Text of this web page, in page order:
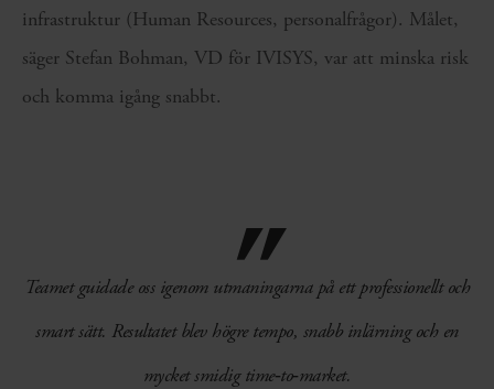
infrastruktur (Human Resources, personalfrågor). Målet,
säger Stefan Bohman, VD för IVISYS, var att minska risk
och komma igång snabbt.
Teamet guidade oss igenom utmaningarna på ett professionellt och
smart sätt. Resultatet blev högre tempo, snabb inlärning och en
mycket smidig time‑to‑market.